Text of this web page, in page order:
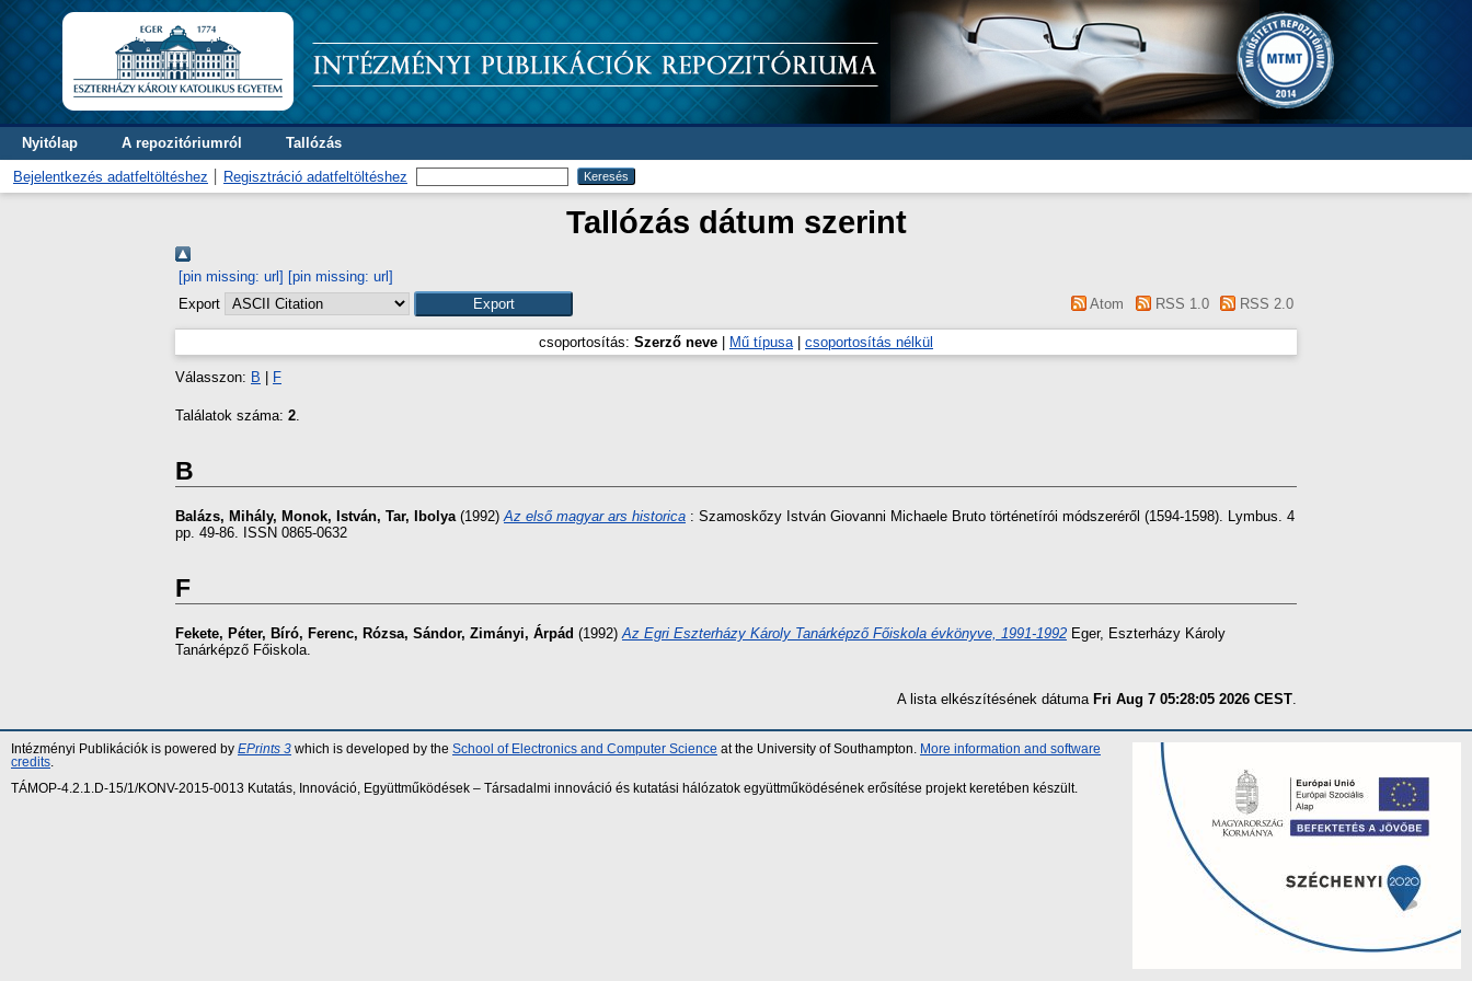
Nyitólap A repozitóriumról Tallózás
Bejelentkezés adatfeltöltéshez Regisztráció adatfeltöltéshez
Tallózás dátum szerint
[pin missing: url] [pin missing: url]
Export
Atom RSS 1.0 RSS 2.0
csoportosítás: Szerző neve Mű típusa| csoportosítás nélkül
Válasszon: B F
Találatok száma: 2.
B
Balázs, Mihály, Monok, István, Tar, Ibolya(1992)Az első magyar ars historica : Szamoskőzy István Giovanni Michaele Bruto történetírói módszeréről (1594-1598). Lymbus. 4
pp. 49-86. ISSN 0865-0632
F
Fekete, Péter, Bíró, Ferenc, Rózsa, Sándor, Zimányi, Árpád (1992)Az Egri Eszterházy Károly Tanárképző Főiskola évkönyve, 1991-1992 Eger, Eszterházy Károly
Tanárképző Főiskola.
A lista elkészítésének dátuma Fri Aug 7 05:28:05 2026 CEST.
Intézményi Publikációk is powered by EPrints 3 which is developed by the School of Electronics and Computer Science at the University of Southampton.
More information and software
credits
TÁMOP-4.2.1.D-15/1/KONV-2015-0013 Kutatás, Innováció, Együttműködések – Társadalmi innováció és kutatási hálózatok együttműködésének erősítése projekt keretében készült.